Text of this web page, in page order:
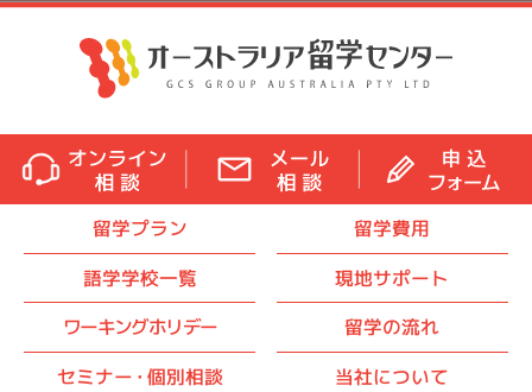
留学プラン
留学費用
語学学校一覧
現地サポート
ワーキングホリデー
留学の流れ
セミナー・ 個別相談 当社について